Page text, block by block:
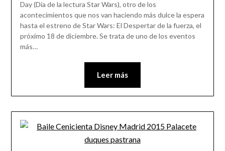
Day (Día de la lectura Star Wars), otro de los
acontecimientos que nos van haciendo más dulce la espera
hasta el estreno de Star Wars: El Despertar de la fuerza, el
próximo 18 de diciembre. Se trata de uno de los eventos
más…
Leer más